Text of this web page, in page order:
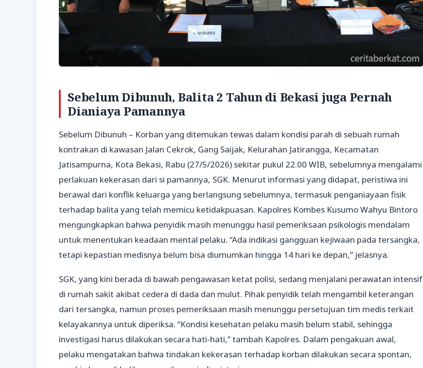
Sebelum Dibunuh, Balita 2 Tahun di Bekasi juga Pernah
Dianiaya Pamannya
Sebelum Dibunuh – Korban yang ditemukan tewas dalam kondisi parah di sebuah rumah
kontrakan di kawasan Jalan Cekrok, Gang Saijak, Kelurahan Jatirangga, Kecamatan
Jatisampurna, Kota Bekasi, Rabu (27/5/2026) sekitar pukul 22.00 WIB, sebelumnya mengalami
perlakuan kekerasan dari si pamannya, SGK. Menurut informasi yang didapat, peristiwa ini
berawal dari konflik keluarga yang berlangsung sebelumnya, termasuk penganiayaan fisik
terhadap balita yang telah memicu ketidakpuasan. Kapolres Kombes Kusumo Wahyu Bintoro
mengungkapkan bahwa penyidik masih menunggu hasil pemeriksaan psikologis mendalam
untuk menentukan keadaan mental pelaku. “Ada indikasi gangguan kejiwaan pada tersangka,
tetapi kepastian medisnya belum bisa diumumkan hingga 14 hari ke depan,” jelasnya.
SGK, yang kini berada di bawah pengawasan ketat polisi, sedang menjalani perawatan intensif
di rumah sakit akibat cedera di dada dan mulut. Pihak penyidik telah mengambil keterangan
dari tersangka, namun proses pemeriksaan masih menunggu persetujuan tim medis terkait
kelayakannya untuk diperiksa. “Kondisi kesehatan pelaku masih belum stabil, sehingga
investigasi harus dilakukan secara hati-hati,” tambah Kapolres. Dalam pengakuan awal,
pelaku mengatakan bahwa tindakan kekerasan terhadap korban dilakukan secara spontan,